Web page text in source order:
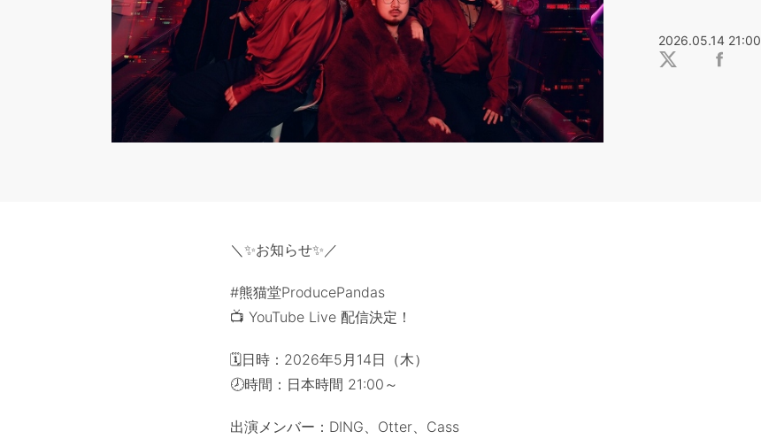
2026.05.14 21:00
＼✨お知らせ✨／
#熊猫堂ProducePandas
📺 YouTube Live 配信決定！
🗓日時：2026年5月14日（木）
🕗時間：日本時間 21:00～
出演メンバー：DING、Otter、Cass